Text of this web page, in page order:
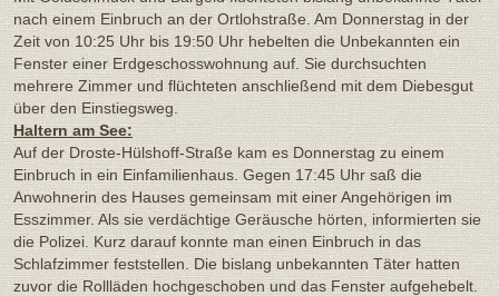
nach einem Einbruch an der Ortlohstraße. Am Donnerstag in der
Zeit von 10:25 Uhr bis 19:50 Uhr hebelten die Unbekannten ein
Fenster einer Erdgeschosswohnung auf. Sie durchsuchten
mehrere Zimmer und flüchteten anschließend mit dem Diebesgut
über den Einstiegsweg.
Haltern am See:
Auf der Droste-Hülshoff-Straße kam es Donnerstag zu einem
Einbruch in ein Einfamilienhaus. Gegen 17:45 Uhr saß die
Anwohnerin des Hauses gemeinsam mit einer Angehörigen im
Esszimmer. Als sie verdächtige Geräusche hörten, informierten sie
die Polizei. Kurz darauf konnte man einen Einbruch in das
Schlafzimmer feststellen. Die bislang unbekannten Täter hatten
zuvor die Rollläden hochgeschoben und das Fenster aufgehebelt.